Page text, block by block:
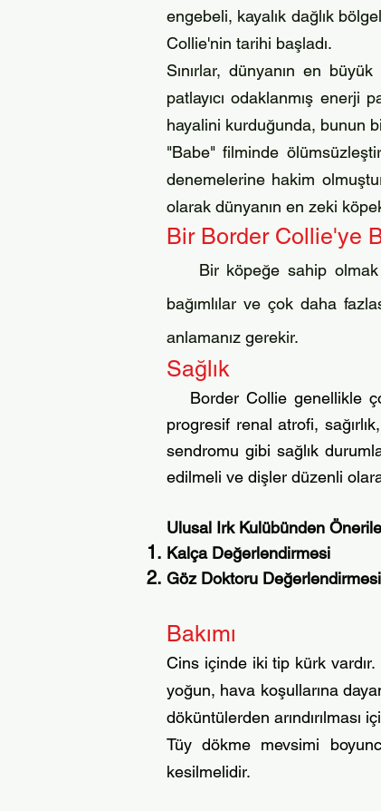
engebeli, kayalık dağlık
Collie'nin tarihi başladı.
Sınırlar, dünyanın en
patlayıcı odaklanmış enerji
hayalini kurduğunda, bunun
"Babe" filminde
denemelerine hakim
olarak dünyanın en zeki
Bir Border Collie'ye
Bir köpeğe sahip
bağımlılar ve çok daha
anlamanız gerekir.
Sağlık
Border Collie genellikle
progresif renal atrofi,
sendromu gibi sağlık
edilmeli ve dişler düzenli
Ulusal Irk Kulübünden
Kalça Değerlendirmesi
Göz Doktoru Değerlendirmesi
Bakımı
Cins içinde iki tip kürk
yoğun, hava koşullarına
döküntülerden
Tüy dökme mevsimi
kesilmelidir.